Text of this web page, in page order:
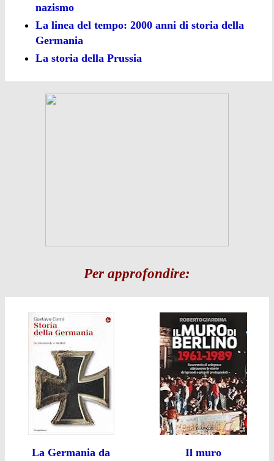
nazismo
La linea del tempo: 2000 anni di storia della
Germania
La storia della Prussia
Per approfondire:
La Germania da
Il muro